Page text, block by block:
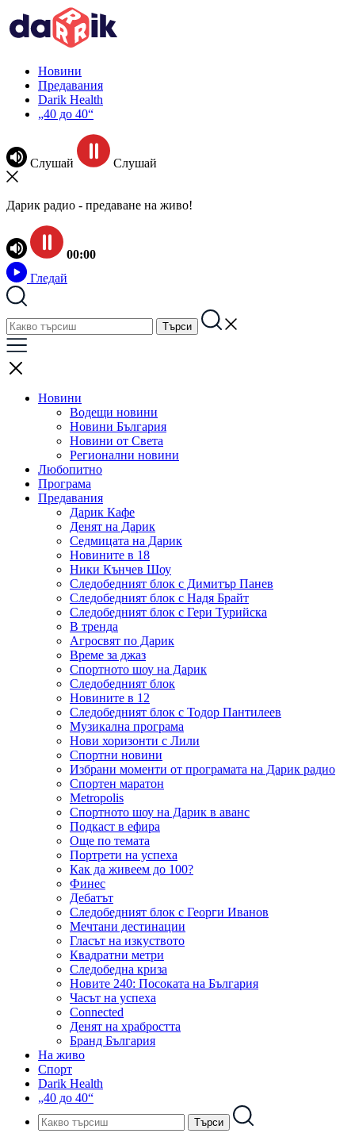
Новини
Предавания
Darik Health
„40 до 40“
Слушай Слушай
Дарик радио - предаване на живо!
00:00
Гледай
Новини
Водещи новини
Новини България
Новини от Света
Регионални новини
Любопитно
Програма
Предавания
Дарик Кафе
Денят на Дарик
Седмицата на Дарик
Новините в 18
Ники Кънчев Шоу
Следобедният блок с Димитър Панев
Следобедният блок с Надя Брайт
Следобедният блок с Гери Турийска
В тренда
Агросвят по Дарик
Време за джаз
Спортното шоу на Дарик
Следобедният блок
Новините в 12
Следобедният блок с Тодор Пантилеев
Музикална програма
Нови хоризонти с Лили
Спортни новини
Избрани моменти от програмата на Дарик радио
Спортен маратон
Metropolis
Спортното шоу на Дарик в аванс
Подкаст в ефира
Още по темата
Портрети на успеха
Как да живеем до 100?
Финес
Дебатът
Следобедният блок с Георги Иванов
Мечтани дестинации
Гласът на изкуството
Квадратни метри
Следобедна криза
Новите 240: Посоката на България
Часът на успеха
Connected
Денят на храбростта
Бранд България
На живо
Спорт
Darik Health
„40 до 40“